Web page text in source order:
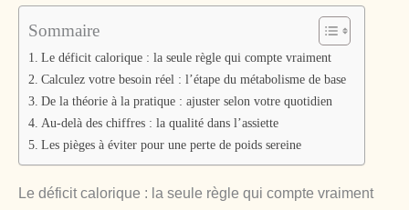
Sommaire
Le déficit calorique : la seule règle qui compte vraiment
Calculez votre besoin réel : l’étape du métabolisme de base
De la théorie à la pratique : ajuster selon votre quotidien
Au-delà des chiffres : la qualité dans l’assiette
Les pièges à éviter pour une perte de poids sereine
Le déficit calorique : la seule règle qui compte vraiment